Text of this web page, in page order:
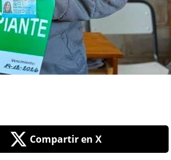
Compartir en X